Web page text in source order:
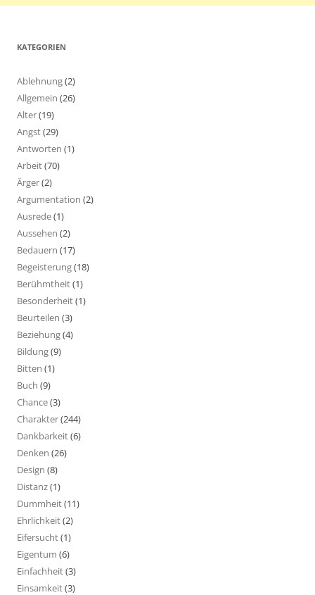
KATEGORIEN
Ablehnung(2)
Allgemein (26)
Alter(19)
Angst(29)
Antworten (1)
Arbeit(70)
Ärger(2)
Argumentation (2)
Ausrede(1)
Aussehen (2)
Bedauern (17)
Begeisterung(18)
Berühmtheit(1)
Besonderheit(1)
Beurteilen (3)
Beziehung(4)
Bildung(9)
Bitten (1)
Buch (9)
Chance(3)
Charakter(244)
Dankbarkeit(6)
Denken (26)
Design (8)
Distanz(1)
Dummheit(11)
Ehrlichkeit(2)
Eifersucht(1)
Eigentum (6)
Einfachheit(3)
Einsamkeit(3)